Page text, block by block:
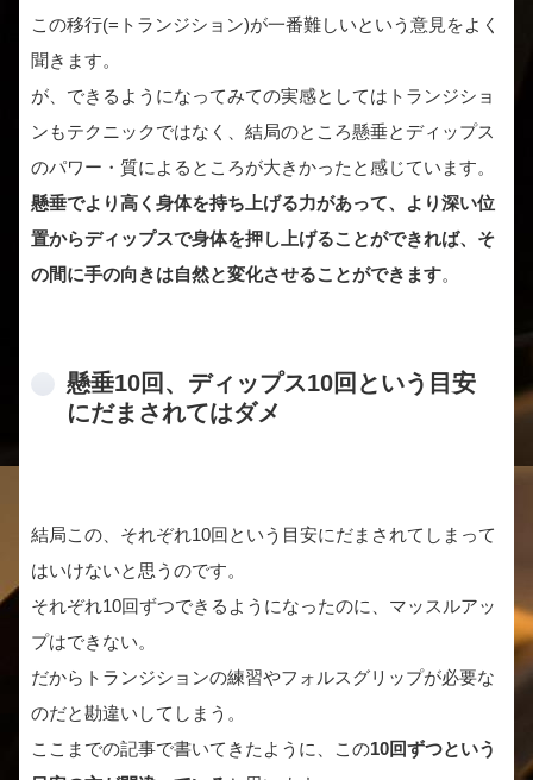
この移行(=トランジション)が一番難しいという意見をよく
聞きます。
が、できるようになってみての実感としてはトランジショ
ンもテクニックではなく、結局のところ懸垂とディップス
のパワー・質によるところが大きかったと感じています。
懸垂でより高く身体を持ち上げる力があって、より深い位
置からディップスで身体を押し上げることができれば、そ
の間に手の向きは自然と変化させることができます。
懸垂10回、ディップス10回という目安
にだまされてはダメ
結局この、それぞれ10回という目安にだまされてしまって
はいけないと思うのです。
それぞれ10回ずつできるようになったのに、マッスルアッ
プはできない。
だからトランジションの練習やフォルスグリップが必要な
のだと勘違いしてしまう。
ここまでの記事で書いてきたように、この10回ずつという